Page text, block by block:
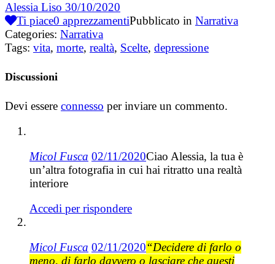
Alessia Liso 30/10/2020
Ti piace0 apprezzamentiPubblicato in Narrativa
Categories: Narrativa
Tags: vita, morte, realtà, Scelte, depressione
Discussioni
Devi essere connesso per inviare un commento.
Micol Fusca 02/11/2020Ciao Alessia, la tua è
un’altra fotografia in cui hai ritratto una realtà
interiore
Accedi per rispondere
Micol Fusca 02/11/2020“Decidere di farlo o
meno, di farlo davvero o lasciare che questi